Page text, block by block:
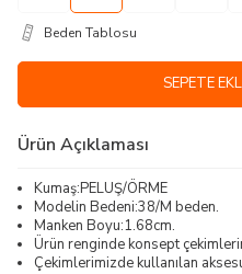
Beden Tablosu
SEPETE
Ürün Açıklaması
Kumaş:PELUŞ/ÖRME
Modelin Bedeni:38/M beden.
Manken Boyu:1.68cm.
Ürün renginde konsept
Çekimlerimizde kullanılan